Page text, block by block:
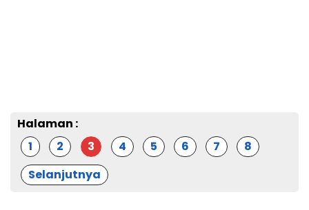
Halaman :
1
2 3 4 5 6 7
8
Selanjutnya